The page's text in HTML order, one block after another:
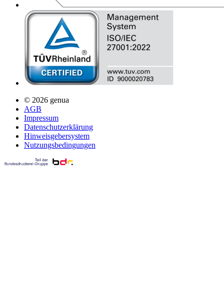
© 2026 genua
AGB
Impressum
Datenschutzerklärung
Hinweisgebersystem
Nutzungsbedingungen